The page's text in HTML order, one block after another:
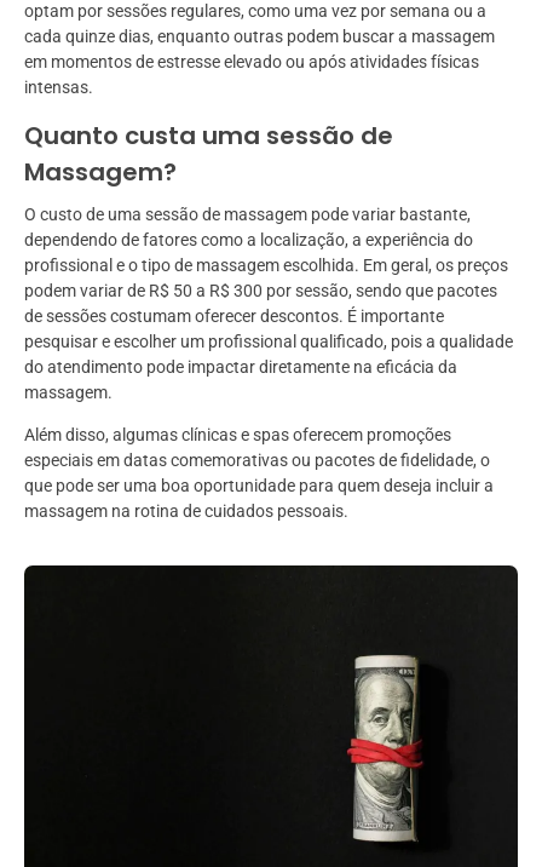
optam por sessões regulares, como uma vez por semana ou a
cada quinze dias, enquanto outras podem buscar a massagem
em momentos de estresse elevado ou após atividades físicas
intensas.
Quanto custa uma sessão de
Massagem?
O custo de uma sessão de massagem pode variar bastante,
dependendo de fatores como a localização, a experiência do
profissional e o tipo de massagem escolhida. Em geral, os preços
podem variar de R$ 50 a R$ 300 por sessão, sendo que pacotes
de sessões costumam oferecer descontos. É importante
pesquisar e escolher um profissional qualificado, pois a qualidade
do atendimento pode impactar diretamente na eficácia da
massagem.
Além disso, algumas clínicas e spas oferecem promoções
especiais em datas comemorativas ou pacotes de fidelidade, o
que pode ser uma boa oportunidade para quem deseja incluir a
massagem na rotina de cuidados pessoais.